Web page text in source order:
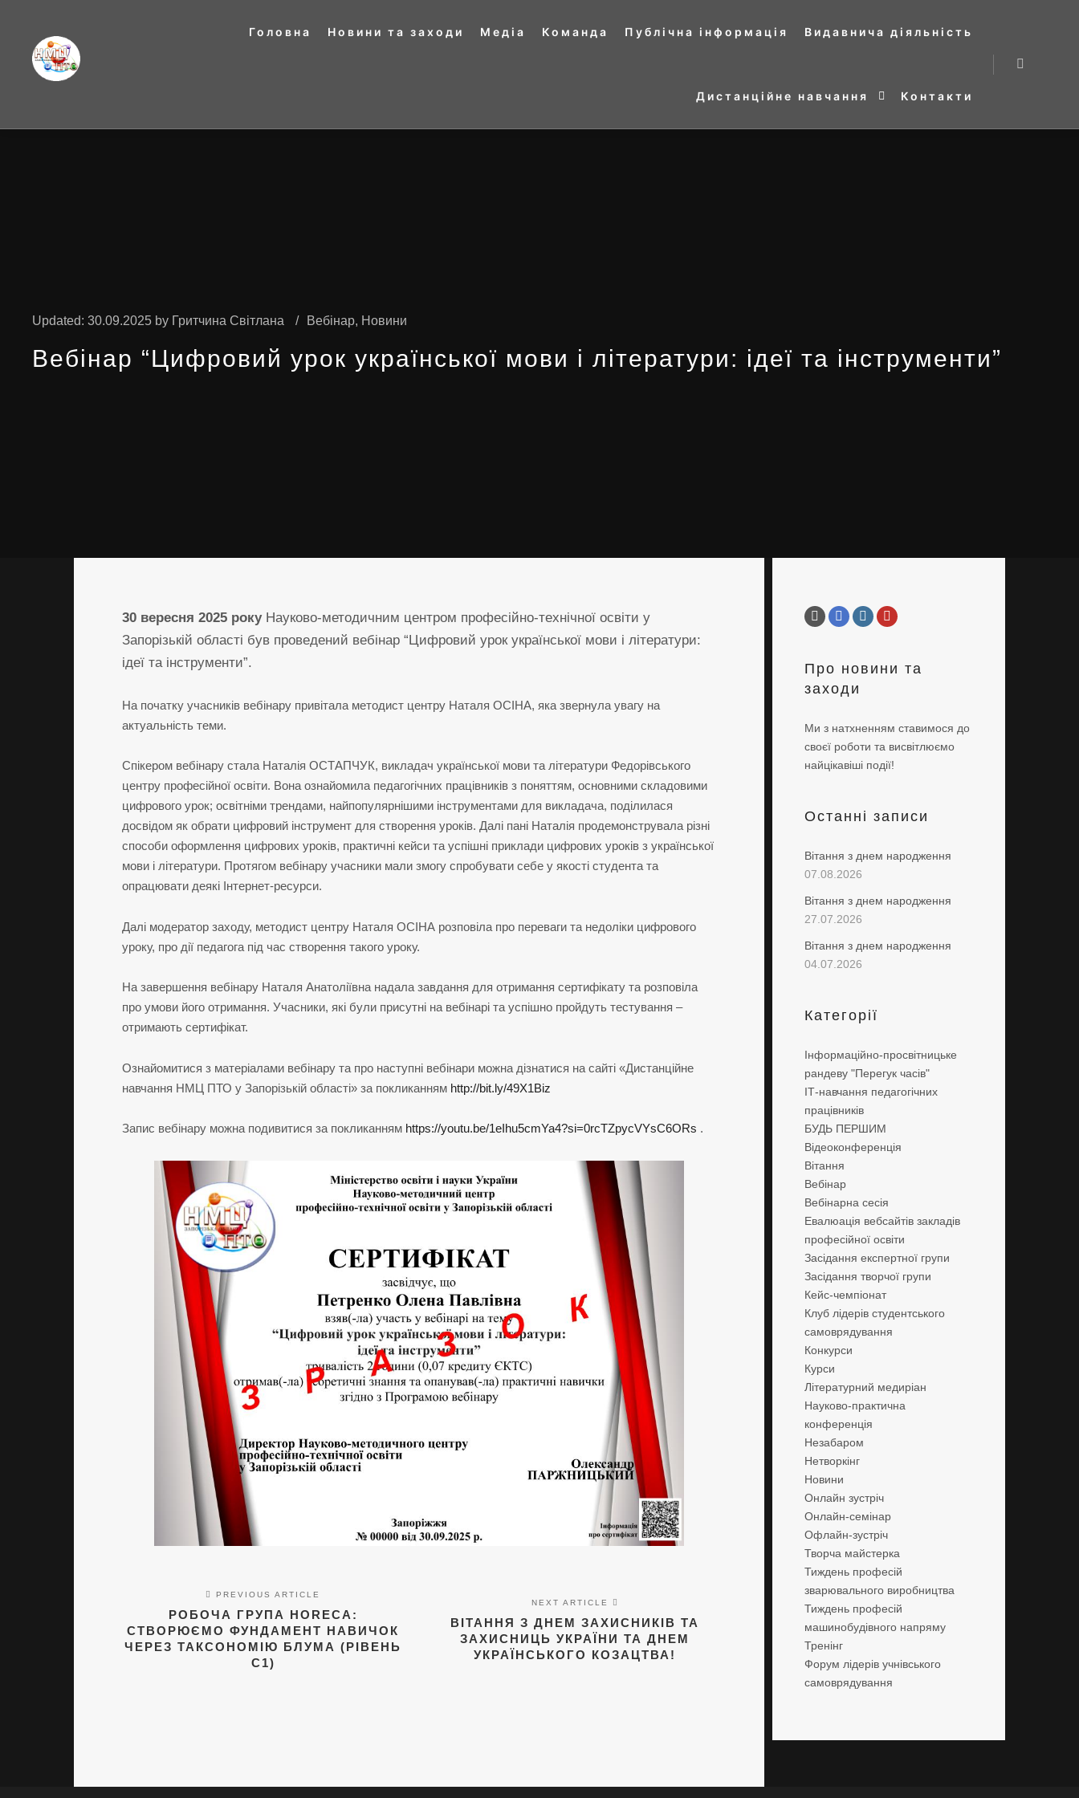
Головна Новини та заходи Медіа Команда Публічна інформація Видавнича діяльність
Дистанційне навчання Контакти
Updated: 30.09.2025 by Гритчина Світлана Вебінар, Новини
Вебінар “Цифровий урок української мови і літератури: ідеї та інструменти”
30 вересня 2025 рокуНауково-методичним центром професійно-технічної освіти у
Запорізькій області був проведений вебінар “Цифровий урок української мови і літератури:
ідеї та інструменти”.
На початку учасників вебінару привітала методист центру Наталя ОСІНА, яка звернула увагу на
актуальність теми.
Спікером вебінару стала Наталія ОСТАПЧУК, викладач української мови та літератури Федорівського
центру професійної освіти. Вона ознайомила педагогічних працівників з поняттям, основними складовими
цифрового урок; освітніми трендами, найпопулярнішими інструментами для викладача, поділилася
досвідом як обрати цифровий інструмент для створення уроків. Далі пані Наталія продемонструвала різні
способи оформлення цифрових уроків, практичні кейси та успішні приклади цифрових уроків з української
мови і літератури. Протягом вебінару учасники мали змогу спробувати себе у якості студента та
опрацювати деякі Інтернет-ресурси.
Далі модератор заходу, методист центру Наталя ОСІНА розповіла про переваги та недоліки цифрового
уроку, про дії педагога під час створення такого уроку.
На завершення вебінару Наталя Анатоліївна надала завдання для отримання сертифікату та розповіла
про умови його отримання. Учасники, які були присутні на вебінарі та успішно пройдуть тестування –
отримають сертифікат.
Ознайомитися з матеріалами вебінару та про наступні вебінари можна дізнатися на сайті «Дистанційне
навчання НМЦ ПТО у Запорізькій області» за покликанням http://bit.ly/49X1Biz
Запис вебінару можна подивитися за покликанням https://youtu.be/1eIhu5cmYa4?si=0rcTZpycVYsC6ORs .
PREVIOUS ARTICLE
РОБОЧА ГРУПА HORECA:
СТВОРЮЄМО ФУНДАМЕНТ НАВИЧОК
ЧЕРЕЗ ТАКСОНОМІЮ БЛУМА (РІВЕНЬ
С1)
NEXT ARTICLE
ВІТАННЯ З ДНЕМ ЗАХИСНИКІВ ТА
ЗАХИСНИЦЬ УКРАЇНИ ТА ДНЕМ
УКРАЇНСЬКОГО КОЗАЦТВА!
Про новини та
заходи
Ми з натхненням ставимося до
своєї роботи та висвітлюємо
найцікавіші події!
Останні записи
Вітання з днем народження
07.08.2026
Вітання з днем народження
27.07.2026
Вітання з днем народження
04.07.2026
Категорії
Інформаційно-просвітницьке
рандеву "Перегук часів"
ІТ-навчання педагогічних
працівників
БУДЬ ПЕРШИМ
Відеоконференція
Вітання
Вебінар
Вебінарна сесія
Евалюація вебсайтів закладів
професійної освіти
Засідання експертної групи
Засідання творчої групи
Кейс-чемпіонат
Клуб лідерів студентського
самоврядування
Конкурси
Курси
Літературний медиріан
Науково-практична
конференція
Незабаром
Нетворкінг
Новини
Онлайн зустріч
Онлайн-семінар
Офлайн-зустріч
Творча майстерка
Тиждень професій
зварювального виробництва
Тиждень професій
машинобудівного напряму
Тренінг
Форум лідерів учнівського
самоврядування